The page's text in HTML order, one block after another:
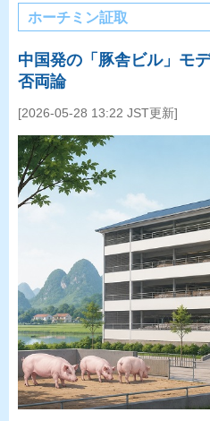
ホーチミン証取
中国発の「豚舎ビル」モ
否両論
[2026-05-28 13:22 JST更新]